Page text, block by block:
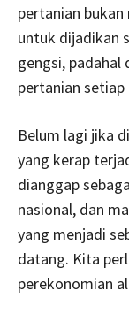
pertanian
untuk dijadikan
gengsi, padahal
pertanian
Belum lagi jika
yang kerap
dianggap
nasional, dan
yang menjadi
datang. Kita
perekonomian